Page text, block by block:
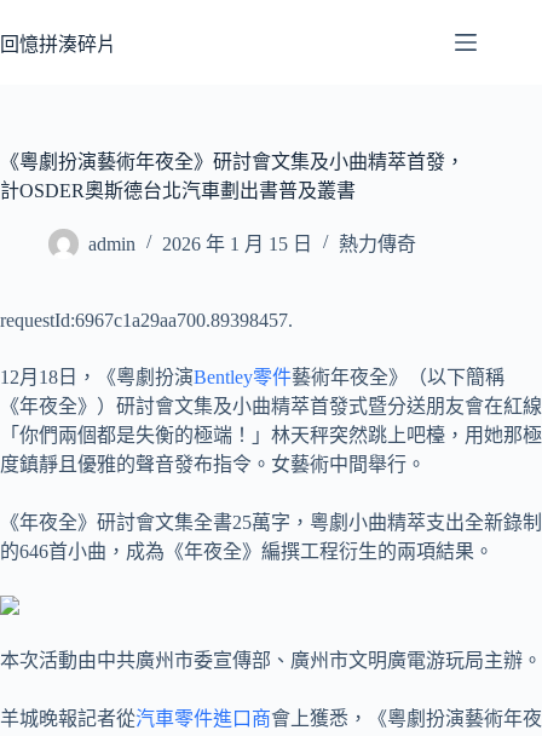
至
容
回憶拼湊碎片
《粵劇扮演藝術年夜全》研討會文集及小曲精萃首發，
計OSDER奧斯德台北汽車劃出書普及叢書
admin 2026 年 1 月 15 日 熱力傳奇
requestId:6967c1a29aa700.89398457.
12月18日，《粵劇扮演Bentley零件藝術年夜全》（以下簡稱
《年夜全》）研討會文集及小曲精萃首發式暨分送朋友會在紅線
「你們兩個都是失衡的極端！」林天秤突然跳上吧檯，用她那極
度鎮靜且優雅的聲音發布指令。女藝術中間舉行。
《年夜全》研討會文集全書25萬字，粵劇小曲精萃支出全新錄制
的646首小曲，成為《年夜全》編撰工程衍生的兩項結果。
本次活動由中共廣州市委宣傳部、廣州市文明廣電游玩局主辦。
羊城晚報記者從汽車零件進口商會上獲悉，《粵劇扮演藝術年夜